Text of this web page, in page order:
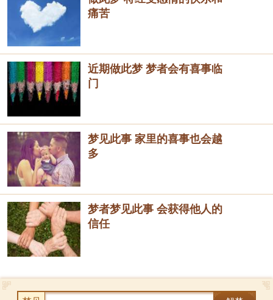
痛苦
近期做此梦 梦者会有喜事临
门
梦见此事 家里的喜事也会越
多
梦者梦见此事 会获得他人的
信任